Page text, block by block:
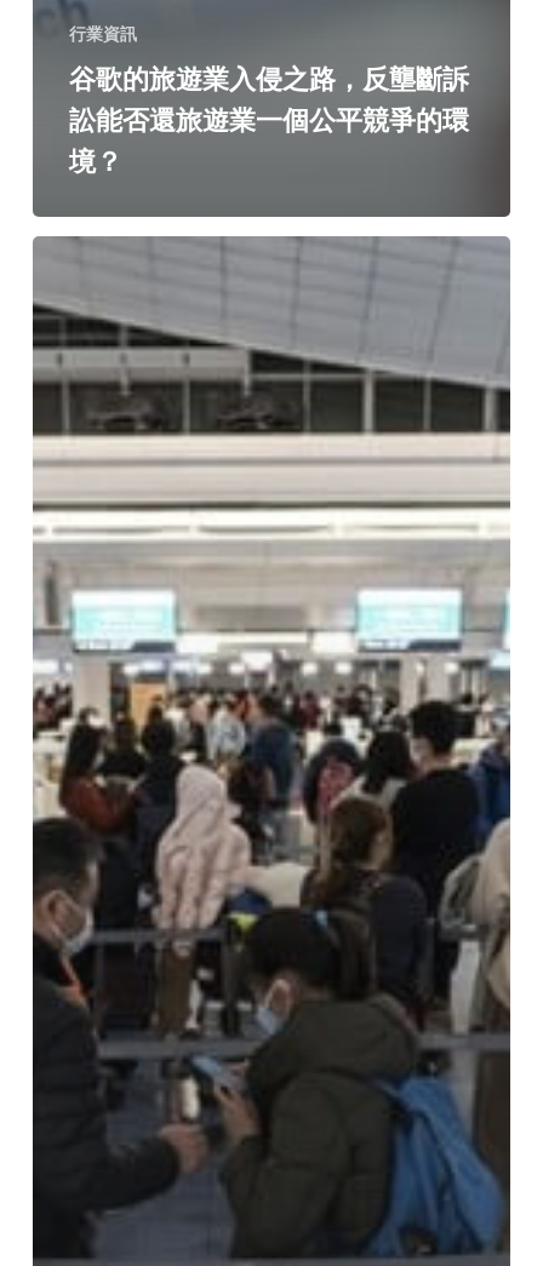
行業資訊
谷歌的旅遊業入侵之路，反壟斷訴
訟能否還旅遊業一個公平競爭的環
境？